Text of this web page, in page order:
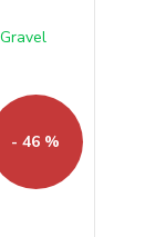
- 46 %